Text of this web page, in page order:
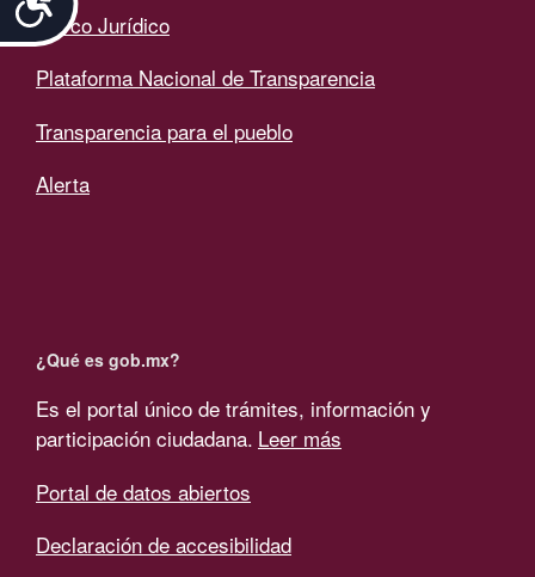
Marco Jurídico
Plataforma Nacional de Transparencia
Transparencia para el pueblo
Alerta
¿Qué es gob.mx?
Es el portal único de trámites, información y
participación ciudadana. Leer más
Portal de datos abiertos
Declaración de accesibilidad